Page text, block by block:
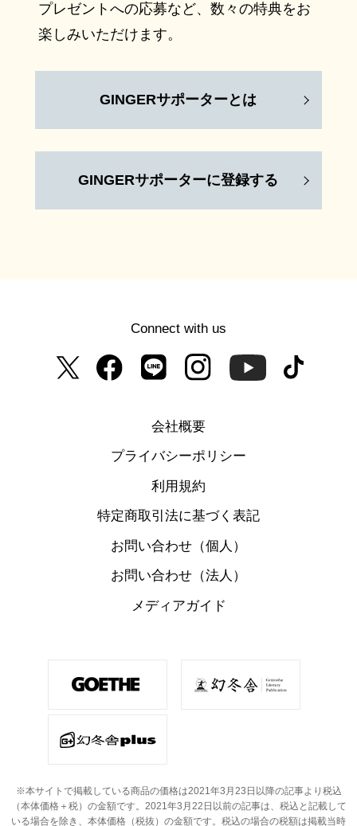
プレゼントへの応募など、数々の特典をお
楽しみいただけます。
GINGERサポーターとは
GINGERサポーターに登録する
Connect with us
会社概要
プライバシーポリシー
利用規約
特定商取引法に基づく表記
お問い合わせ（個人）
お問い合わせ（法人）
メディアガイド
※本サイトで掲載している商品の価格は2021年3月23日以降の記事より税込
（本体価格＋税）の金額です。 2021年3月22日以前の記事は、税込と記載して
いる場合を除き、本体価格（税抜）の金額です。 税込の場合の税額は掲載当時